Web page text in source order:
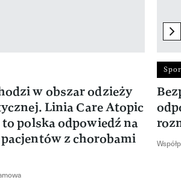
w obszar odzieży
Linia Care Atopic
polska odpowiedź na
z chorobami